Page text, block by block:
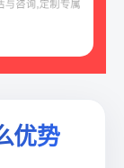
优势